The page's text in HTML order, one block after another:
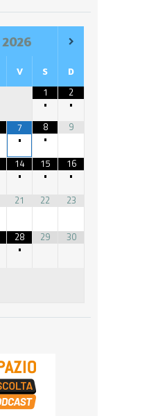
2026
V S D
1
•
2
•
7
•
8
•
9
14
•
15
•
16
•
21 22 23
28
•
29 30